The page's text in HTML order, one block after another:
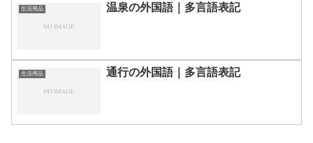
生活用品 温泉の外国語｜多言語表記
生活用品 通行の外国語｜多言語表記